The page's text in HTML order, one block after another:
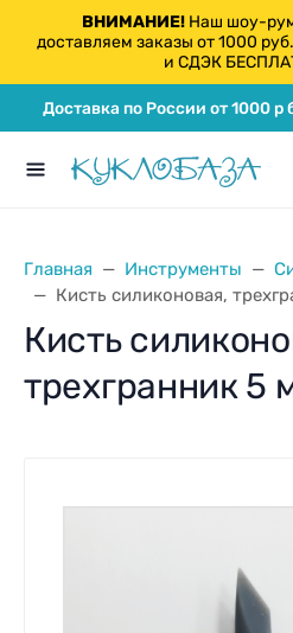
ВНИМАНИЕ!Наш шоу-рум
доставляем заказы от 1000
и СДЭК
Доставка по России от 1000 р
Главная Инструменты
Кисть силиконовая,
Кисть
трехгранник 5